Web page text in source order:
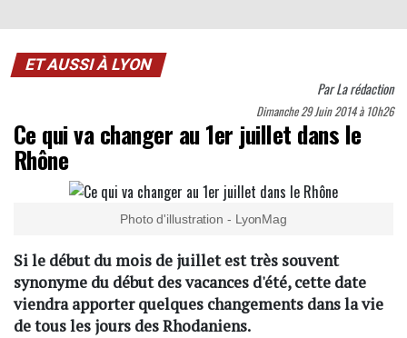
ET AUSSI À LYON
ParLa rédaction
Dimanche 29 Juin 2014 à 10h26
Ce qui va changer au 1er juillet dans le
Rhône
Photo d'illustration - LyonMag
Si le début du mois de juillet est très souvent
synonyme du début des vacances d'été, cette date
viendra apporter quelques changements dans la vie
de tous les jours des Rhodaniens.